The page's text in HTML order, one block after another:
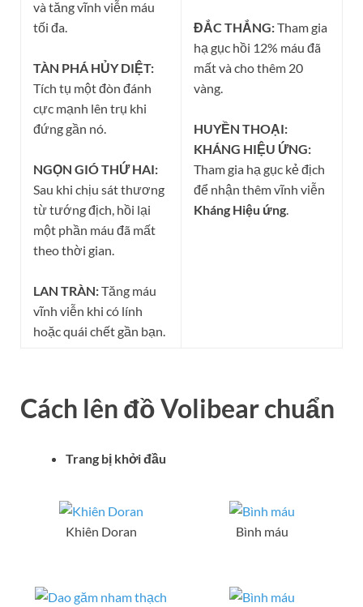
và tăng vĩnh viễn máu
tối đa.
TÀN PHÁ HỦY DIỆT:
Tích tụ một đòn đánh
cực mạnh lên trụ khi
đứng gần nó.
NGỌN GIÓ THỨ HAI:
Sau khi chịu sát thương
từ tướng địch, hồi lại
một phần máu đã mất
theo thời gian.
LAN TRÀN:Tăng máu
vĩnh viễn khi có lính
hoặc quái chết gần bạn.
ĐẮC THẮNG:Tham gia
hạ gục hồi 12% máu đã
mất và cho thêm 20
vàng.
HUYỀN THOẠI:
KHÁNG HIỆU ỨNG:
Tham gia hạ gục kẻ địch
để nhận thêm vĩnh viễn
Kháng Hiệu ứng.
Cách lên đồVolibearchuẩn
Trang bị khởi đầu
Khiên Doran Bình máu